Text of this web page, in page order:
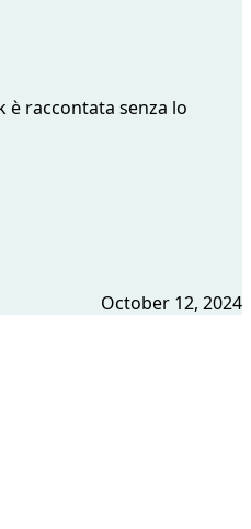
è raccontata senza lo
October 12, 2024